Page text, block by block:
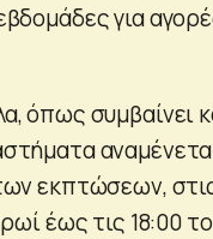
για
όπως συμβαίνει
εκπτώσεων,
έως τις 18:00